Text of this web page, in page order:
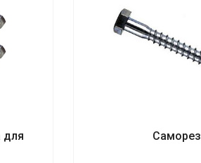
для
Саморез